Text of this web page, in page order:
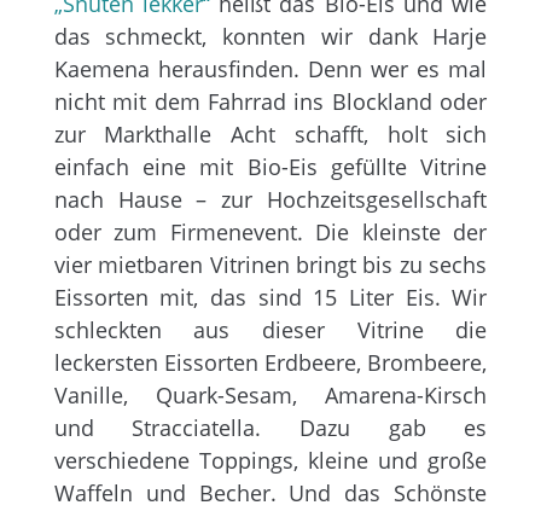
das schmeckt, konnten wir dank Harje
Kaemena herausfinden. Denn wer es mal
nicht mit dem Fahrrad ins Blockland oder
zur Markthalle Acht schafft, holt sich
einfach eine mit Bio-Eis gefüllte Vitrine
nach Hause – zur Hochzeitsgesellschaft
oder zum Firmenevent. Die kleinste der
vier mietbaren Vitrinen bringt bis zu sechs
Eissorten mit, das sind 15 Liter Eis. Wir
schleckten aus dieser Vitrine die
leckersten Eissorten Erdbeere, Brombeere,
Vanille, Quark-Sesam, Amarena-Kirsch
und Stracciatella. Dazu gab es
verschiedene Toppings, kleine und große
Waffeln und Becher. Und das Schönste